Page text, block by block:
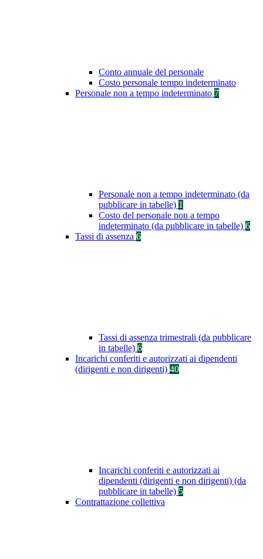
Conto annuale del personale
Costo personale tempo indeterminato
Personale non a tempo indeterminato 7
Personale non a tempo indeterminato (da
pubblicare in tabelle) 1
Costo del personale non a tempo
indeterminato (da pubblicare in tabelle) 6
Tassi di assenza 6
Tassi di assenza trimestrali (da pubblicare
in tabelle) 6
Incarichi conferiti e autorizzati ai dipendenti
(dirigenti e non dirigenti) 40
Incarichi conferiti e autorizzati ai
dipendenti (dirigenti e non dirigenti) (da
pubblicare in tabelle) 5
Contrattazione collettiva